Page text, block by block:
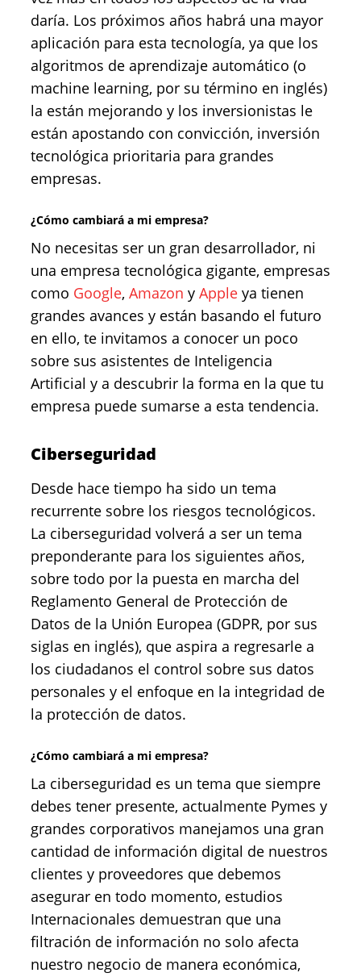
daría. Los próximos años habrá una mayor
aplicación para esta tecnología, ya que los
algoritmos de aprendizaje automático (o
machine learning, por su término en inglés)
la están mejorando y los inversionistas le
están apostando con convicción, inversión
tecnológica prioritaria para grandes
empresas.
¿Cómo cambiará a mi empresa?
No necesitas ser un gran desarrollador, ni
una empresa tecnológica gigante, empresas
como Google, Amazon y Apple ya tienen
grandes avances y están basando el futuro
en ello, te invitamos a conocer un poco
sobre sus asistentes de Inteligencia
Artificial y a descubrir la forma en la que tu
empresa puede sumarse a esta tendencia.
Ciberseguridad
Desde hace tiempo ha sido un tema
recurrente sobre los riesgos tecnológicos.
La ciberseguridad volverá a ser un tema
preponderante para los siguientes años,
sobre todo por la puesta en marcha del
Reglamento General de Protección de
Datos de la Unión Europea (GDPR, por sus
siglas en inglés), que aspira a regresarle a
los ciudadanos el control sobre sus datos
personales y el enfoque en la integridad de
la protección de datos.
¿Cómo cambiará a mi empresa?
La ciberseguridad es un tema que siempre
debes tener presente, actualmente Pymes y
grandes corporativos manejamos una gran
cantidad de información digital de nuestros
clientes y proveedores que debemos
asegurar en todo momento, estudios
Internacionales demuestran que una
filtración de información no solo afecta
nuestro negocio de manera económica,